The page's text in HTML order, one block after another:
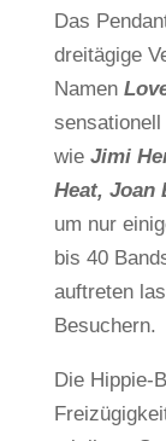
Das
dreitägige
Namen
wieJimi
Heat, Joan
um nur
bis 40
auftreten
Besuchern.
Die Hippie-